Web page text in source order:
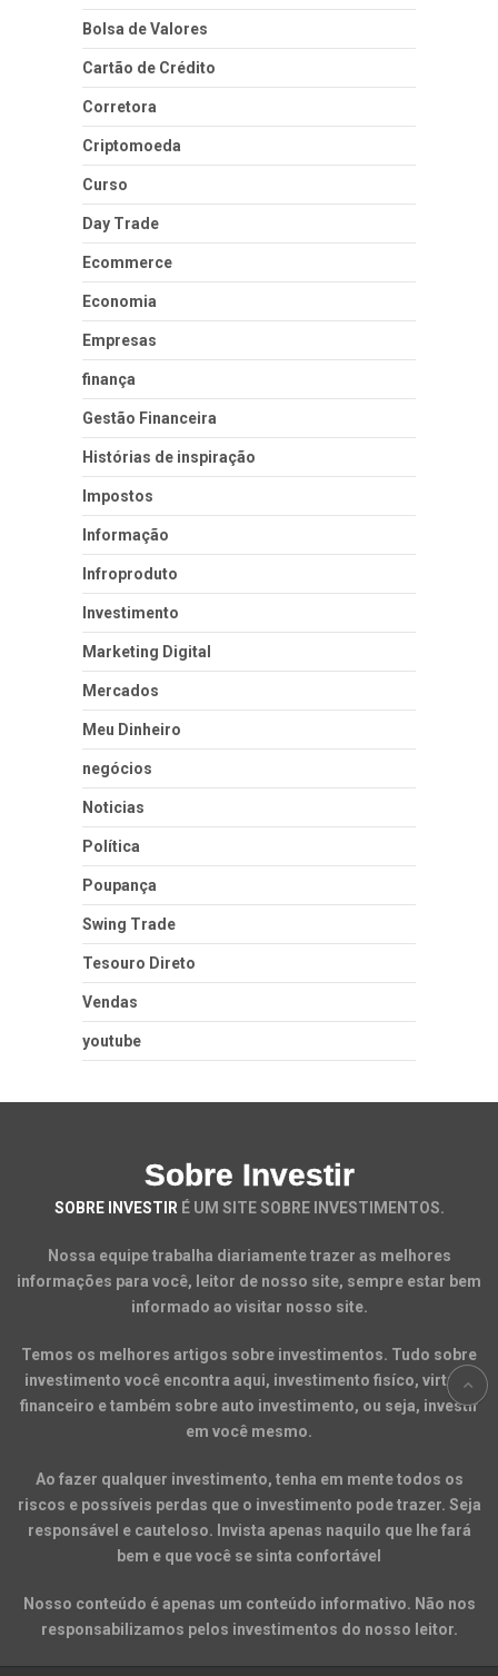
Bolsa de Valores
Cartão de Crédito
Corretora
Criptomoeda
Curso
Day Trade
Ecommerce
Economia
Empresas
finança
Gestão Financeira
Histórias de inspiração
Impostos
Informação
Infroproduto
Investimento
Marketing Digital
Mercados
Meu Dinheiro
negócios
Noticias
Política
Poupança
Swing Trade
Tesouro Direto
Vendas
youtube
Sobre Investir
SOBRE INVESTIR É UM SITE SOBRE INVESTIMENTOS.
Nossa equipe trabalha diariamente trazer as melhores
informações para você, leitor de nosso site, sempre estar bem
informado ao visitar nosso site.
Temos os melhores artigos sobre investimentos. Tudo sobre
investimento você encontra aqui, investimento fisíco, virtual,
financeiro e também sobre auto investimento, ou seja, investir
em você mesmo.
Ao fazer qualquer investimento, tenha em mente todos os
riscos e possíveis perdas que o investimento pode trazer. Seja
responsável e cauteloso. Invista apenas naquilo que lhe fará
bem e que você se sinta confortável
Nosso conteúdo é apenas um conteúdo informativo. Não nos
responsabilizamos pelos investimentos do nosso leitor.